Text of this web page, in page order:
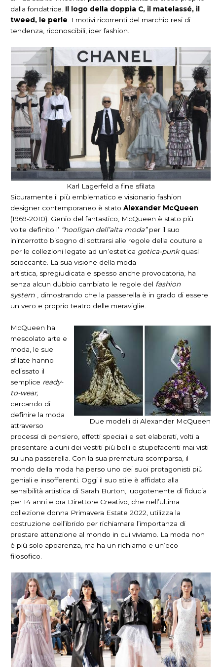
dalla fondatrice. Il logo della doppia C, il matelassé, il
tweed, le perle. I motivi ricorrenti del marchio resi di
tendenza, riconoscibili, iper fashion.
Karl Lagerfeld a fine sfilata
Sicuramente il più emblematico e visionario fashion
designer contemporaneo è statoAlexander McQueen
(1969-2010). Genio del fantastico, McQueen è stato più
volte definito l’ “hooligan dell’alta moda”per il suo
ininterrotto bisogno di sottrarsi alle regole della couture e
per le collezioni legate ad un’estetica gotica-punk quasi
scioccante. La sua visione della moda
artistica, spregiudicata e spesso anche provocatoria, ha
senza alcun dubbio cambiato le regole del fashion
system , dimostrando che la passerella è in grado di essere
un vero e proprio teatro delle meraviglie.
Due modelli di Alexander McQueen
McQueen ha
mescolato arte e
moda, le sue
sfilate hanno
eclissato il
semplice ready-
to-wear,
cercando di
definire la moda
attraverso
processi di pensiero, effetti speciali e set elaborati, volti a
presentare alcuni dei vestiti più belli e stupefacenti mai visti
su una passerella. Con la sua prematura scomparsa, il
mondo della moda ha perso uno dei suoi protagonisti più
geniali e insofferenti. Oggi il suo stile è affidato alla
sensibilità artistica di Sarah Burton, luogotenente di fiducia
per 14 anni e ora Direttore Creativo, che nell’ultima
collezione donna Primavera Estate 2022, utilizza la
costruzione dell’ibrido per richiamare l’importanza di
prestare attenzione al mondo in cui viviamo. La moda non
è più solo apparenza, ma ha un richiamo e un’eco
filosofico.